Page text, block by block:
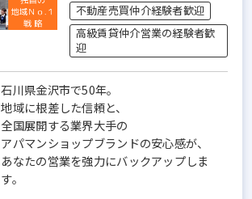
不動産売買仲介経験者歓迎
高級賃貸仲介営業の経験者歓
迎
石川県金沢市で50年。
地域に根差した信頼と、
全国展開する業界大手の
アパマンショップブランドの安心感が、
あなたの営業を強力にバックアップしま
す。